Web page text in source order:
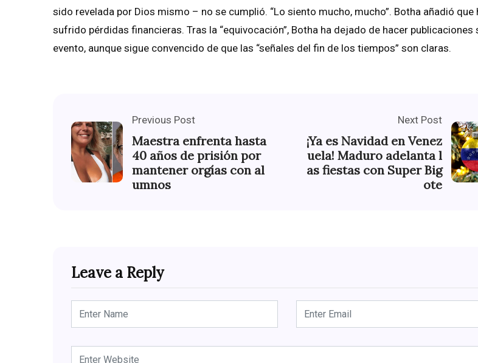
sido revelada por Dios mismo – no se cumplió. “Lo siento mucho, mucho”. Botha añadió que
sufrido pérdidas financieras. Tras la “equivocación”, Botha ha dejado de hacer publicaciones
evento, aunque sigue convencido de que las “señales del fin de los tiempos” son claras.
Previous Post
Maestra enfrenta hasta
40 años de prisión por
mantener orgías con al
umnos
Next Post
¡Ya es Navidad en Venez
uela! Maduro adelanta l
as fiestas con Super Big
ote
Leave a Reply